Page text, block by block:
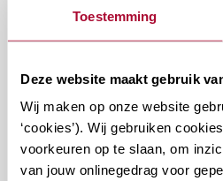
Toestemming
Deze website maakt gebruik
Wij maken op onze website
‘cookies’). Wij gebruiken
voorkeuren op te slaan, om
van jouw onlinegedrag voor
Ontvang informatie m.b.t.
ons onderwijsaanbod?
Welke
nieuwsbrieven
Permanente